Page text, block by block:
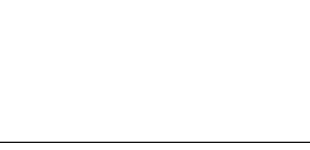
en Borkum)